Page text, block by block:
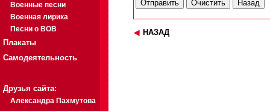
Военные песни
Военная лирика
Песни о ВОВ
Плакаты
Самодеятельность
Друзья сайта:
Александра Пахмутова
НАЗАД